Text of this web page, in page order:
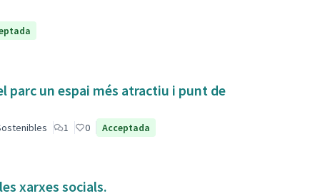
parc un espai més atractiu i punt de
1 0 Acceptada
xarxes socials.